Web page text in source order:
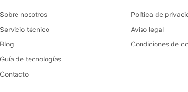
Sobre nosotros
Servicio técnico
Blog
Guía de tecnologías
Contacto
Política de
Aviso legal
Condiciones de